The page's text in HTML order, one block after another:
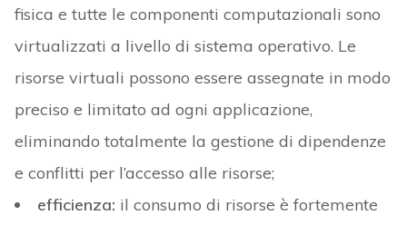
fisica e tutte le componenti computazionali sono
virtualizzati a livello di sistema operativo. Le
risorse virtuali possono essere assegnate in modo
preciso e limitato ad ogni applicazione,
eliminando totalmente la gestione di dipendenze
e conflitti per l’accesso alle risorse;
efficienza: il consumo di risorse è fortemente